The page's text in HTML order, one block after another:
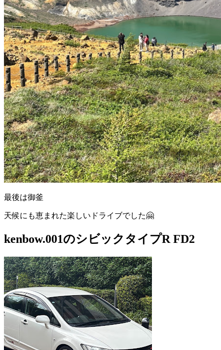
最後は御釜
天候にも恵まれた楽しいドライブでした🤗
kenbow.001のシビックタイプR FD2